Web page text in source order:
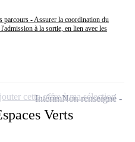
parcours - Assurer la coordination du
à la sortie, en lien avec les
Verts
IntérimNon renseigné
cette offre à ma sélection